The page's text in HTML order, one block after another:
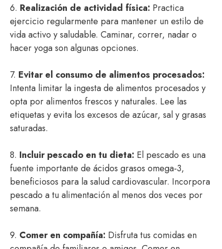
6. Realización de actividad física: Practica
ejercicio regularmente para mantener un estilo de
vida activo y saludable. Caminar, correr, nadar o
hacer yoga son algunas opciones.
7. Evitar el consumo de alimentos procesados:
Intenta limitar la ingesta de alimentos procesados y
opta por alimentos frescos y naturales. Lee las
etiquetas y evita los excesos de azúcar, sal y grasas
saturadas.
8. Incluir pescado en tu dieta: El pescado es una
fuente importante de ácidos grasos omega-3,
beneficiosos para la salud cardiovascular. Incorpora
pescado a tu alimentación al menos dos veces por
semana.
9. Comer en compañía: Disfruta tus comidas en